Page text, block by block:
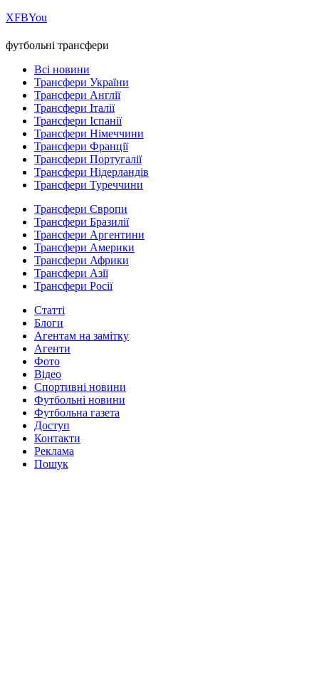
ХFBYou
футбольні трансфери
Всі новини
Трансфери України
Трансфери Англії
Трансфери Італії
Трансфери Іспанії
Трансфери Німеччини
Трансфери Франції
Трансфери Португалії
Трансфери Нідерландів
Трансфери Туреччини
Трансфери Європи
Трансфери Бразилії
Трансфери Аргентини
Трансфери Америки
Трансфери Африки
Трансфери Азії
Трансфери Росії
Статті
Блоги
Агентам на замітку
Агенти
Фото
Відео
Спортивні новини
Футбольні новини
Футбольна газета
Доступ
Контакти
Реклама
Пошук